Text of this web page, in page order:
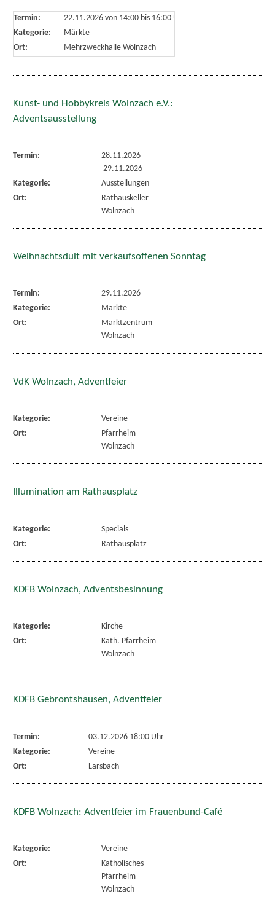
Termin: 22.11.2026 von 14:00bis 16:00 Uhr
Kategorie:
Märkte
Ort:
Mehrzweckhalle Wolnzach
Kunst- und Hobbykreis Wolnzach e.V.:
Adventsausstellung
Termin: 28.11.2026–
29.11.2026
Kategorie:
Ausstellungen
Ort:
Rathauskeller
Wolnzach
Weihnachtsdult mit verkaufsoffenen Sonntag
Termin:
29.11.2026
Kategorie:
Märkte
Ort:
Marktzentrum
Wolnzach
VdK Wolnzach, Adventfeier
Kategorie:
Vereine
Ort:
Pfarrheim
Wolnzach
Illumination am Rathausplatz
Kategorie:
Specials
Ort:
Rathausplatz
KDFB Wolnzach, Adventsbesinnung
Kategorie:
Kirche
Ort:
Kath. Pfarrheim
Wolnzach
KDFB Gebrontshausen, Adventfeier
Termin:
03.12.2026 18:00 Uhr
Kategorie:
Vereine
Ort:
Larsbach
KDFB Wolnzach: Adventfeier im Frauenbund-Café
Kategorie:
Vereine
Ort:
Katholisches
Pfarrheim
Wolnzach